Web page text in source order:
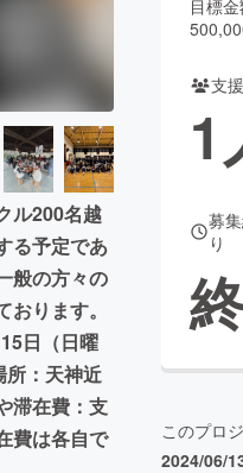
・地域活性化
Social Good CAMPFIRE
るさと納税machi-ya コミュニ
ル200名越
る予定であ
般の方々の
ります。
日（日曜
所：天神近
滞在費：支
費は各自で
目標
支
1
募
り
このプロ
2024/06/